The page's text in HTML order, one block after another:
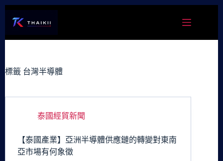
容
標籤 台灣半導體
泰國經貿新聞
【泰國產業】亞洲半導體供應鏈的轉變對東南
亞市場有何象徵